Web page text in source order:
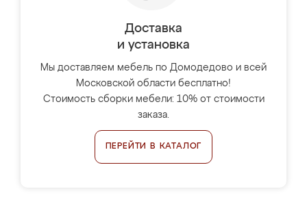
Доставка
и установка
Мы доставляем мебель по Домодедово и всей
Московской области бесплатно!
Стоимость сборки мебели: 10% от стоимости
заказа.
ПЕРЕЙТИ В КАТАЛОГ